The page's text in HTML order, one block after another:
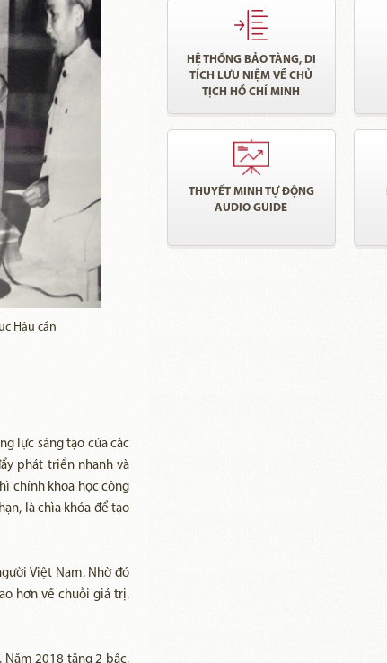
Hậu cần
lực sáng tạo của các
phát triển nhanh và
chính khoa học công
là chìa khóa để tạo
Việt Nam. Nhờ đó
hơn về chuỗi giá trị.
2018 tăng 2 bậc,
HỆ THỐNG BẢO TÀNG, DI
TÍCH LƯU NIỆM VỀ CHỦ
TỊCH HỒ CHÍ MINH
THUYẾT MINH TỰ ĐỘNG
AUDIO GUIDE